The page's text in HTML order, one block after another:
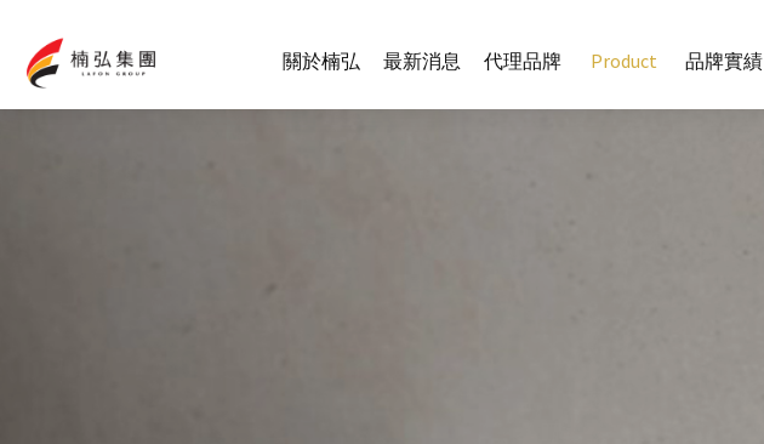
關於楠弘 最新消息 代理品牌 Product 品牌實績